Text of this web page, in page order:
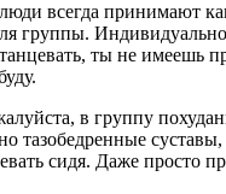
всегда принимают
группы.
ты не имеешь
в группу
сидя. Даже просто